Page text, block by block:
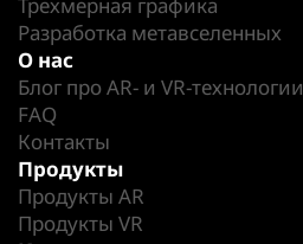
Разработка метавселенных
О нас
Блог про AR- и VR-технологии
FAQ
Контакты
Продукты
Продукты AR
Продукты VR